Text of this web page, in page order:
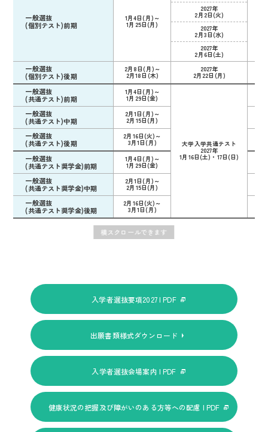
一般選抜
(個別テスト)前期
1月4日(月)～
1月25日(月)
2027年
2月2日(火)
2027年
2月3日(水)
2027年
2月6日(土)
一般選抜
(個別テスト)後期
2月8日(月)～
2月18日(木)
2027年
2月22日(月)
一般選抜
(共通テスト)前期
1月4日(月)～
1月29日(金)
大学入学共通テスト
2027年
1月16日(土)・17日(日)
一般選抜
(共通テスト)中期
2月1日(月)～
2月15日(月)
一般選抜
(共通テスト)後期
2月16日(火)～
3月1日(月)
一般選抜
(共通テスト奨学金)前期
1月4日(月)～
1月29日(金)
一般選抜
(共通テスト奨学金)中期
2月1日(月)～
2月15日(月)
一般選抜
(共通テスト奨学金)後期
2月16日(火)～
3月1日(月)
入学者選抜要項2027 | PDF
出願書類様式ダウンロード
入学者選抜会場案内 | PDF
健康状況の把握及び障がいのある方等への配慮 | PDF